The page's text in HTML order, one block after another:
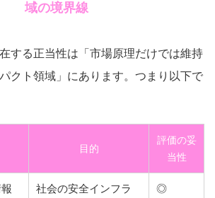
域の境界線
する正当性は「市場原理だけでは維持
クト領域」にあります。つまり以下で
目的
評価の妥
当性
社会の安全インフラ
◎